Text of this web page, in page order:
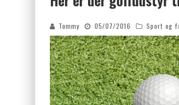
FORDELE VED
Tommy 05/07/2016 Sport og